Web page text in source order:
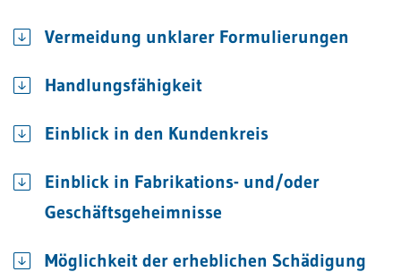
Vermeidung unklarer Formulierungen
Handlungsfähigkeit
Einblick in den Kundenkreis
Einblick in Fabrikations- und/oder
Geschäftsgeheimnisse
Möglichkeit der erheblichen Schädigung